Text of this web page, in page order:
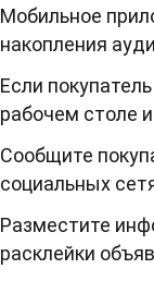
Мобильное
накопления
Если
рабочем столе
Сообщите
социальных
Разместите
расклейки